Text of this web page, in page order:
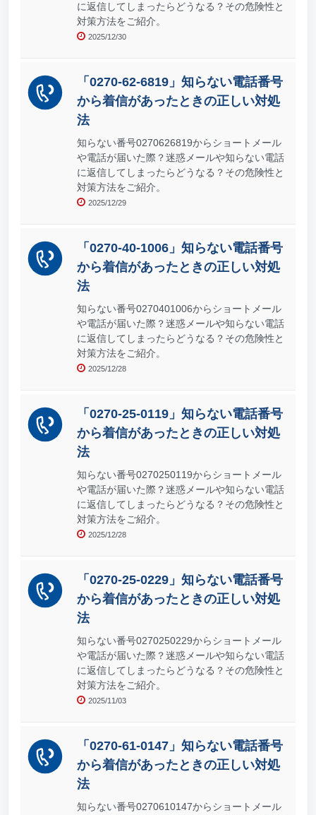
に返信してしまったらどうなる？その危険性と
対策方法をご紹介。
2025/12/30
「0270-62-6819」知らない電話番号
から着信があったときの正しい対処
法
知らない番号0270626819からショートメール
や電話が届いた際？迷惑メールや知らない電話
に返信してしまったらどうなる？その危険性と
対策方法をご紹介。
2025/12/29
「0270-40-1006」知らない電話番号
から着信があったときの正しい対処
法
知らない番号0270401006からショートメール
や電話が届いた際？迷惑メールや知らない電話
に返信してしまったらどうなる？その危険性と
対策方法をご紹介。
2025/12/28
「0270-25-0119」知らない電話番号
から着信があったときの正しい対処
法
知らない番号0270250119からショートメール
や電話が届いた際？迷惑メールや知らない電話
に返信してしまったらどうなる？その危険性と
対策方法をご紹介。
2025/12/28
「0270-25-0229」知らない電話番号
から着信があったときの正しい対処
法
知らない番号0270250229からショートメール
や電話が届いた際？迷惑メールや知らない電話
に返信してしまったらどうなる？その危険性と
対策方法をご紹介。
2025/11/03
「0270-61-0147」知らない電話番号
から着信があったときの正しい対処
法
知らない番号0270610147からショートメール